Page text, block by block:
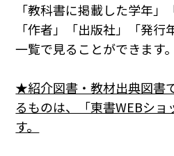
「教科書に掲載した学年」
「作者」「出版社」「発行
一覧で見ることができます。
★紹介図書・教材出典図書
るものは、「東書WEBショ
す。